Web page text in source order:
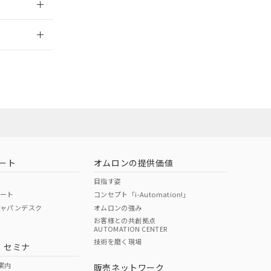
ページへ
ください
ト
ト
パンデスク
セミナ
内
オムロンの提供価値
目指す姿
コンセプト「i-Automation!」
オムロンの強み
お客様との共創拠点
AUTOMATION CENTER
技術を磨く現場
販売ネットワーク